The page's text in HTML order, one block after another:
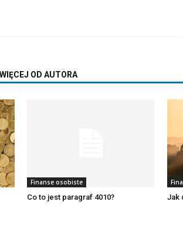
WIĘCEJ OD AUTORA
Finanse osobiste
Co to jest paragraf 4010? Jak